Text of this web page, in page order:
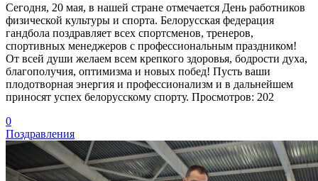
Сегодня, 20 мая, в нашей стране отмечается День работников
физической культуры и спорта. Белорусская федерация
гандбола поздравляет всех спортсменов, тренеров,
спортивных менеджеров с профессиональным праздником!
От всей души желаем всем крепкого здоровья, бодрости духа,
благополучия, оптимизма и новых побед! Пусть ваши
плодотворная энергия и профессионализм и в дальнейшем
приносят успех белорусскому спорту. Просмотров: 202
0
Поздравления